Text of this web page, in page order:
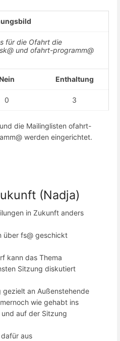
für die Ofahrt die
und ofahrt-programm@
Nein Enthaltung
0 3
die Mailinglisten ofahrt-
werden eingerichtet.
(Nadja)
in Zukunft anders
über fs@ geschickt
kann das Thema
Sitzung diskutiert
gezielt an Außenstehende
wie gehabt ins
auf der Sitzung
aus